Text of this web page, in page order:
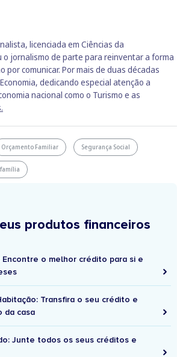
licenciada em Ciências da
o jornalismo de parte para reinventar a forma
por comunicar. Por mais de duas décadas
dedicando especial atenção a
nacional como o Turismo e as
Orçamento Familiar Segurança Social
produtos financeiros
o melhor crédito para si e
Transfira o seu crédito e
da casa
Junte todos os seus créditos e